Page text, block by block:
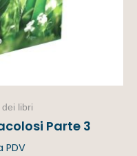
libri
Parte 3
PDV